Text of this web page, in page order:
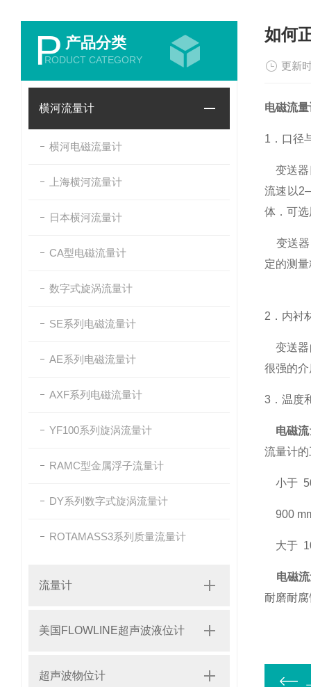
P 产品分类
RODUCT CATEGORY
横河流量计
横河电磁流量计
上海横河流量计
日本横河流量计
CA型电磁流量计
数字式旋涡流量计
SE系列电磁流量计
AE系列电磁流量计
AXF系列电磁流量计
YF100系列旋涡流量计
RAMC型金属浮子流量计
DY系列数字式旋涡流量计
ROTAMASS3系列质量流量计
流量计
美国FLOWLINE超声波液位计
超声波物位计
如何
更新
电磁流量
1．口径
变送器
流速以
体．可
变送器
定的测
2．内衬
变送器
很强的
3．温度
电磁
流量计
小于
900
大于
电磁
耐磨耐